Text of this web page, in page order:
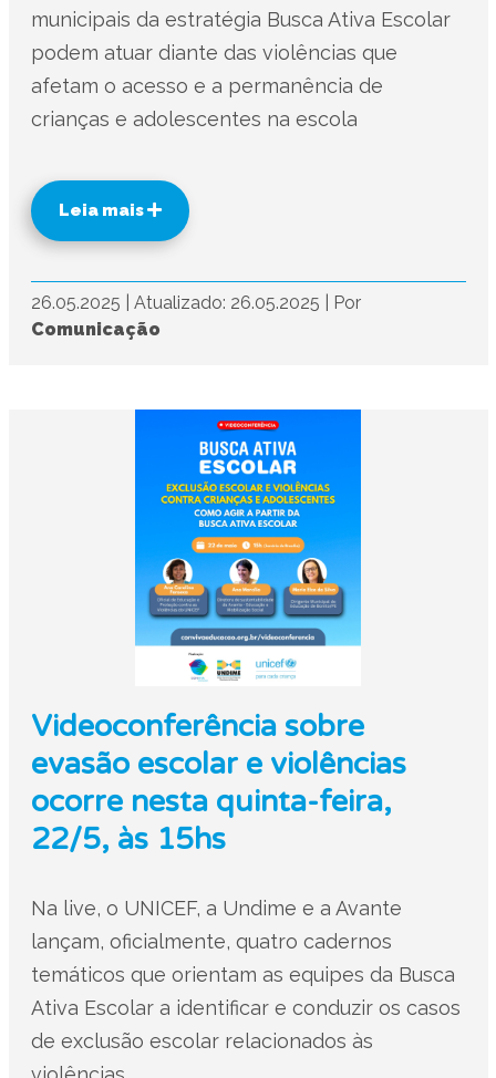
municipais da estratégia Busca Ativa Escolar
podem atuar diante das violências que
afetam o acesso e a permanência de
crianças e adolescentes na escola
Leia mais
26.05.2025 Atualizado: 26.05.2025
Por
Comunicação
Videoconferência sobre
evasão escolar e violências
ocorre nesta quinta-feira,
22/5, às 15hs
Na live, o UNICEF, a Undime e a Avante
lançam, oficialmente, quatro cadernos
temáticos que orientam as equipes da Busca
Ativa Escolar a identificar e conduzir os casos
de exclusão escolar relacionados às